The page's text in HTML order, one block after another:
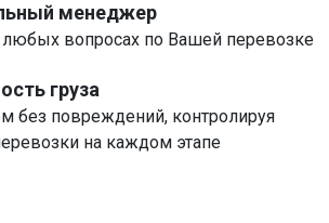
менеджер
вопросах по Вашей перевозке
груза
без повреждений, контролируя
на каждом этапе